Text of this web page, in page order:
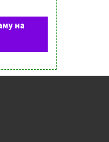
на